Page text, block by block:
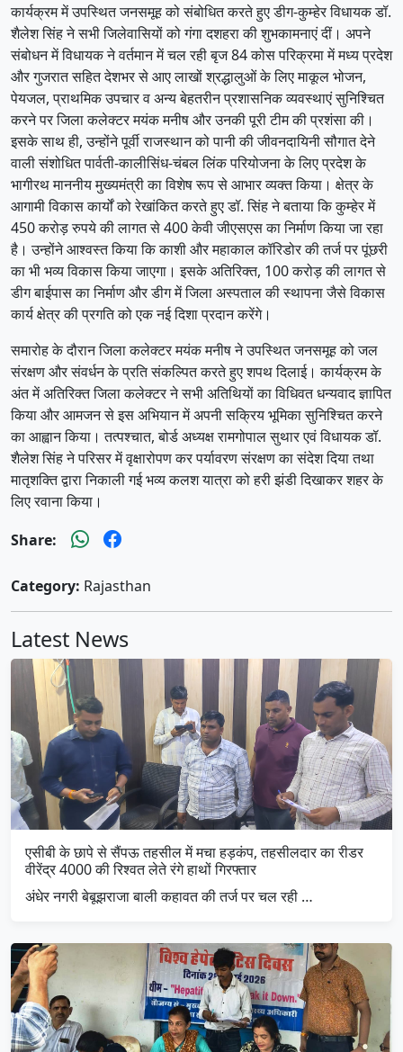
कार्यक्रम में उपस्थित जनसमूह को संबोधित करते हुए डीग-कुम्हेर विधायक डॉ.
शैलेश सिंह ने सभी जिलेवासियों को गंगा दशहरा की शुभकामनाएं दीं। अपने
संबोधन में विधायक ने वर्तमान में चल रही बृज 84 कोस परिक्रमा में मध्य प्रदेश
और गुजरात सहित देशभर से आए लाखों श्रद्धालुओं के लिए माकूल भोजन,
पेयजल, प्राथमिक उपचार व अन्य बेहतरीन प्रशासनिक व्यवस्थाएं सुनिश्चित
करने पर जिला कलेक्टर मयंक मनीष और उनकी पूरी टीम की प्रशंसा की।
इसके साथ ही, उन्होंने पूर्वी राजस्थान को पानी की जीवनदायिनी सौगात देने
वाली संशोधित पार्वती-कालीसिंध-चंबल लिंक परियोजना के लिए प्रदेश के
भागीरथ माननीय मुख्यमंत्री का विशेष रूप से आभार व्यक्त किया। क्षेत्र के
आगामी विकास कार्यों को रेखांकित करते हुए डॉ. सिंह ने बताया कि कुम्हेर में
450 करोड़ रुपये की लागत से 400 केवी जीएसएस का निर्माण किया जा रहा
है। उन्होंने आश्वस्त किया कि काशी और महाकाल कॉरिडोर की तर्ज पर पूंछरी
का भी भव्य विकास किया जाएगा। इसके अतिरिक्त, 100 करोड़ की लागत से
डीग बाईपास का निर्माण और डीग में जिला अस्पताल की स्थापना जैसे विकास
कार्य क्षेत्र की प्रगति को एक नई दिशा प्रदान करेंगे।
समारोह के दौरान जिला कलेक्टर मयंक मनीष ने उपस्थित जनसमूह को जल
संरक्षण और संवर्धन के प्रति संकल्पित करते हुए शपथ दिलाई। कार्यक्रम के
अंत में अतिरिक्त जिला कलेक्टर ने सभी अतिथियों का विधिवत धन्यवाद ज्ञापित
किया और आमजन से इस अभियान में अपनी सक्रिय भूमिका सुनिश्चित करने
का आह्वान किया। तत्पश्चात, बोर्ड अध्यक्ष रामगोपाल सुथार एवं विधायक डॉ.
शैलेश सिंह ने परिसर में वृक्षारोपण कर पर्यावरण संरक्षण का संदेश दिया तथा
मातृशक्ति द्वारा निकाली गई भव्य कलश यात्रा को हरी झंडी दिखाकर शहर के
लिए रवाना किया।
Share:
Category: Rajasthan
Latest News
एसीबी के छापे से सैंपऊ तहसील में मचा हड़कंप, तहसीलदार का रीडर
वीरेंद्र 4000 की रिश्वत लेते रंगे हाथों गिरफ्तार
अंधेर नगरी बेबूझराजा बाली कहावत की तर्ज पर चल रही …